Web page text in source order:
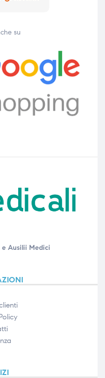
su
Ausilii Medici